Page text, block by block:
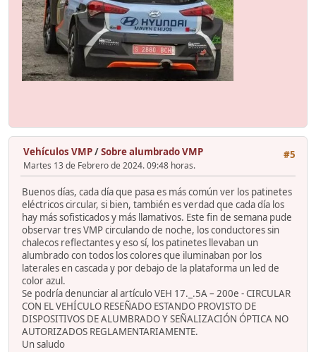
#5
Vehículos VMP/Sobre alumbrado VMP
Martes 13 de Febrero de 2024. 09:48 horas.
Buenos días, cada día que pasa es más común ver los patinetes
eléctricos circular, si bien, también es verdad que cada día los
hay más sofisticados y más llamativos. Este fin de semana pude
observar tres VMP circulando de noche, los conductores sin
chalecos reflectantes y eso sí, los patinetes llevaban un
alumbrado con todos los colores que iluminaban por los
laterales en cascada y por debajo de la plataforma un led de
color azul.
Se podría denunciar al artículo VEH 17._.5A – 200e - CIRCULAR
CON EL VEHÍCULO RESEÑADO ESTANDO PROVISTO DE
DISPOSITIVOS DE ALUMBRADO Y SEÑALIZACIÓN ÓPTICA NO
AUTORIZADOS REGLAMENTARIAMENTE.
Un saludo